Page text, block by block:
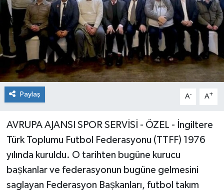
Paylaş A- A+
AVRUPA AJANSI SPOR SERVİSİ - ÖZEL - İngiltere
Türk Toplumu Futbol Federasyonu (TTFF) 1976
yılında kuruldu. O tarihten bugüne kurucu
baṣkanlar ve federasyonun bugüne gelmesini
saglayan Federasyon Baṣkanları, futbol takım